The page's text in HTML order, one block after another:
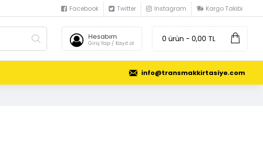
Facebook Twitter Instagram Kargo Takibi
Hesabım
Giriş Yap / Kayıt ol 0 ürün - 0,00 TL
info@transmakkirtasiye.com